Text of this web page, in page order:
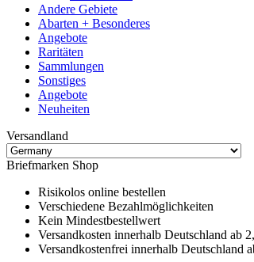
Andere Gebiete
Abarten + Besonderes
Angebote
Raritäten
Sammlungen
Sonstiges
Angebote
Neuheiten
Versandland
Briefmarken Shop
Risikolos online bestellen
Verschiedene Bezahlmöglichkeiten
Kein Mindestbestellwert
Versandkosten innerhalb Deutschland ab
Versandkostenfrei innerhalb Deutschland